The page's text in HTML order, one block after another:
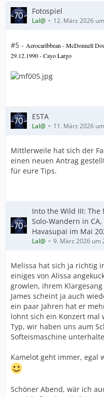
Fotospiel
Lal@ 12. März 2026
#5 - Aerocaribbean - McDonnell
29.12.1990 - Cayo Largo
ESTA
Lal@ 11. März 2026
Mittlerweile hat sich der
einen neuen Antrag
für eure Tips.
Into the Wild III: The
Solo-Wandern in
Havasupai im Mai
Lal@ 9. März 2026 um
Melissa hat sich ja richtig
einiges von Alissa
growlen, ihrem
James scheint ja auch
ein paar Jahren hat er
lohnt sich ein Konzert mal
Typ, wir haben uns aum
Softeismaschine
Kamelot geht immer, egal
Schöner Abend, wär ich